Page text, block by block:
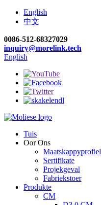
English
中文
0086-512-68327029
inquiry@morelink.tech
English
Tuis
Oor Ons
Maatskappyprofiel
Sertifikate
Projekgeval
Fabriekstoer
Produkte
CM